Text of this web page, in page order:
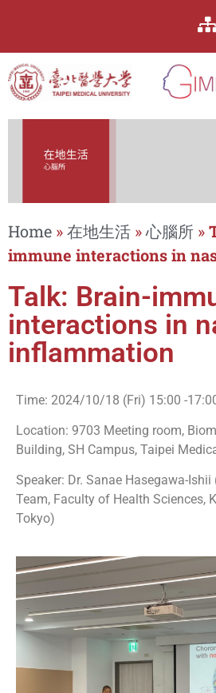
Home »在地生活 »心腦所 »
immune interactions in
Talk: Brain-
interactions in
inflammation
Time: 2024/10/18 (Fri) 15:00 -
Location: 9703 Meeting room,
Building, SH Campus, Taipei
Speaker: Dr. Sanae Hasegawa-
Team, Faculty of Health Sciences,
Tokyo)